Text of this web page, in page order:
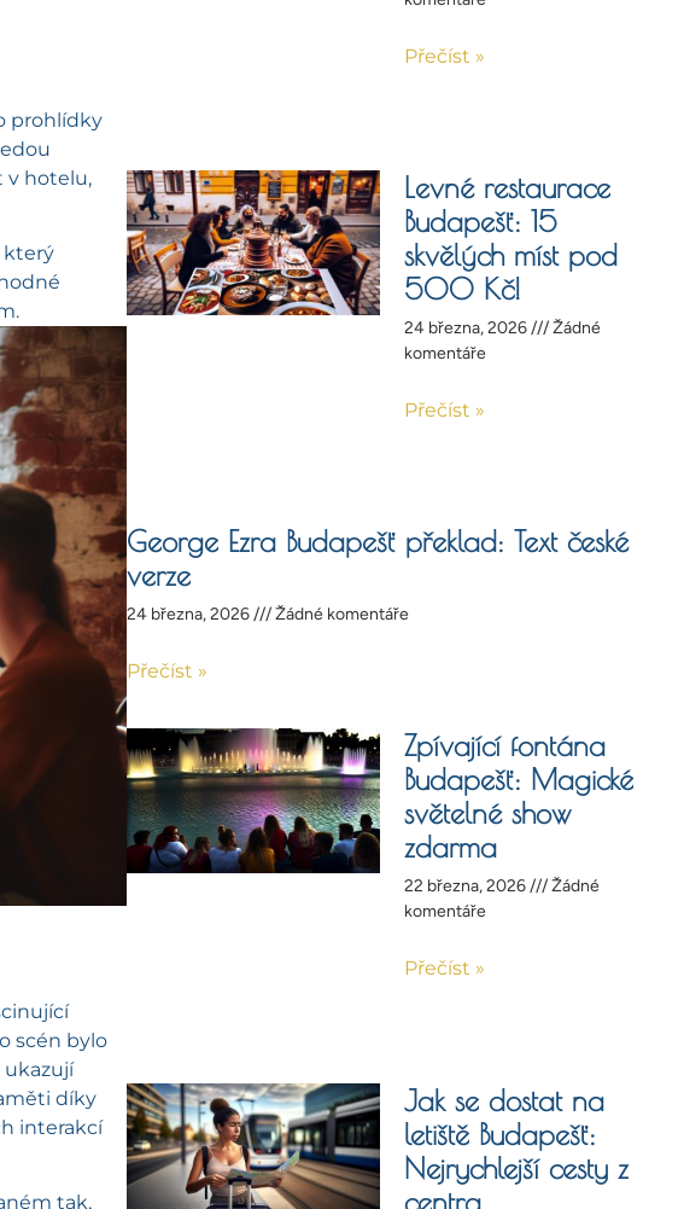
prohlídky
v hotelu,
který
scén bylo
ukazují
díky
interakcí
tak,
Přečíst »
Levné restaurace
Budapešť: 15
skvělých míst pod
500 Kč!
24 března, 2026
Žádné
komentáře
Přečíst »
George Ezra Budapešť překlad: Text české
verze
24 března, 2026 Žádné komentáře
Přečíst »
Zpívající fontána
Budapešť: Magické
světelné show
zdarma
22 března, 2026
Žádné
komentáře
Přečíst »
Jak se dostat na
letiště Budapešť:
Nejrychlejší cesty z
centra